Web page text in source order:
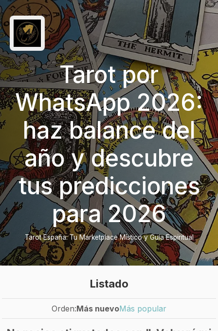
Tarot por
WhatsApp 2026:
haz balance del
año y descubre
tus predicciones
para 2026
Tarot España: Tu Marketplace Místico y Guía Espiritual
Listado
Orden:Más nuevoMás popular